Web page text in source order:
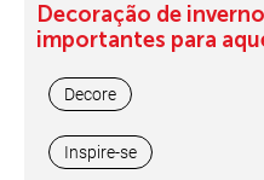
Decoração de
importantes para
Decore
Inspire-se